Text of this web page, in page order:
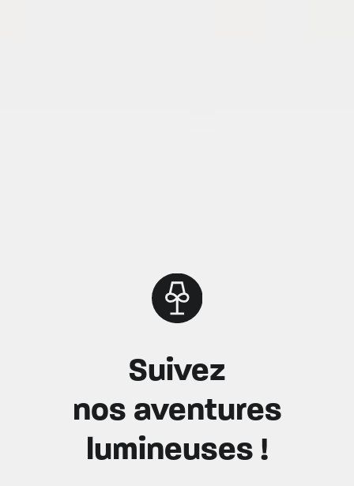
Suivez
nos aventures
lumineuses !